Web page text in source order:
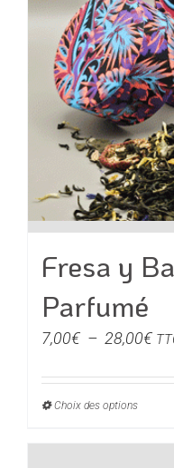
Fresa y
Parfumé
7,00€ – 28,00€
Choix des optionsCe